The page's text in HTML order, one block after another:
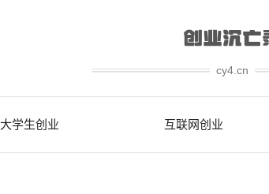
cy4.cn
大学生创业 互联网创业